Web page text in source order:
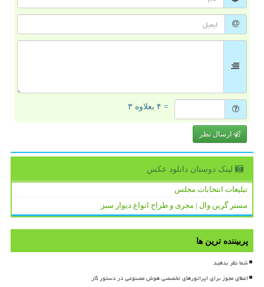
= ۴ بعلاوه ۳
ارسال نظر
لینک دوستان دانلود عكس
تبلیغات انتخابات مجلس
مستر گرین وال | مجری و طراح انواع دیوار سبز
پربیننده ترین ها
شما نظر بدهید
اعطای مجوز برای اپراتورهای تخصصی هوش مصنوعی در دستور کار